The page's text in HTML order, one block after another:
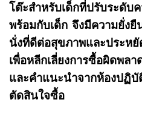
โต๊ะสำหรับเด็กที่ปรับระดับ
พร้อมกับเด็ก จึงมีความยั่งยื
นั่งที่ดีต่อสุขภาพและประหยั
เพื่อหลีกเลี่ยงการซื้อผิดพล
และคำแนะนำจากห้องปฏิ
ตัดสินใจซื้อ